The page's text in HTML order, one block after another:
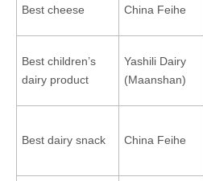
Best cheese China Feihe
Best children’s
dairy product
Yashili Dairy
(Maanshan)
Best dairy snack China Feihe